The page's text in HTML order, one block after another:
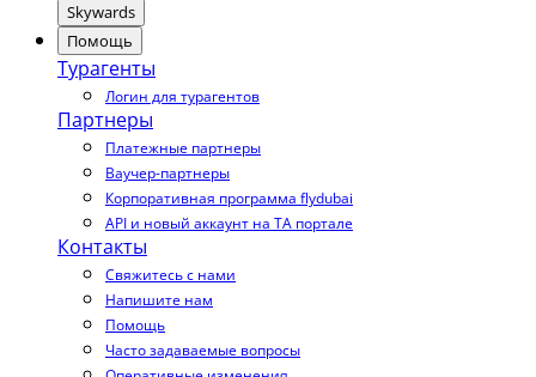
Skywards
Помощь
Турагенты
Логин для турагентов
Партнеры
Платежные партнеры
Ваучер-партнеры
Корпоративная программа flydubai
API и новый аккаунт на TA портале
Контакты
Свяжитесь с нами
Напишите нам
Помощь
Часто задаваемые вопросы